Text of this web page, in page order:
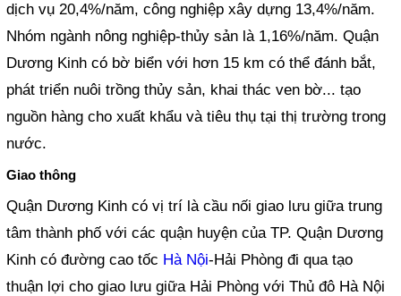
dịch vụ 20,4%/năm, công nghiệp xây dựng 13,4%/năm.
Nhóm ngành nông nghiệp-thủy sản là 1,16%/năm. Quận
Dương Kinh có bờ biển với hơn 15 km có thể đánh bắt,
phát triển nuôi trồng thủy sản, khai thác ven bờ... tạo
nguồn hàng cho xuất khẩu và tiêu thụ tại thị trường trong
nước.
Giao thông
Quận Dương Kinh có vị trí là cầu nối giao lưu giữa trung
tâm thành phố với các quận huyện của TP. Quận Dương
Kinh có đường cao tốc Hà Nội-Hải Phòng đi qua tạo
thuận lợi cho giao lưu giữa Hải Phòng với Thủ đô Hà Nội